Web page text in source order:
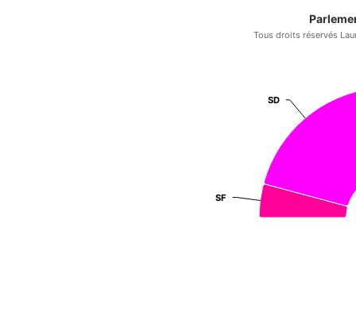
Tous droits réservés
SF
SF
SD
SD